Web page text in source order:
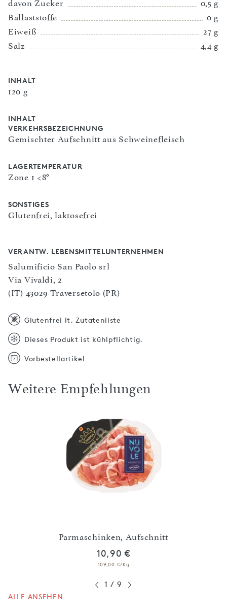
davon Zucker
0,5 g
Ballaststoffe
0 g
Eiweiß
27 g
Salz
4,4 g
INHALT
120 g
INHALT
VERKEHRSBEZEICHNUNG
Gemischter Aufschnitt aus Schweinefleisch
LAGERTEMPERATUR
Zone 1 <8°
SONSTIGES
Glutenfrei, laktosefrei
VERANTW. LEBENSMITTELUNTERNEHMEN
Salumificio San Paolo srl
Via Vivaldi, 2
(IT) 43029 Traversetolo (PR)
Glutenfrei lt. Zutatenliste
Dieses Produkt ist kühlpflichtig.
Vorbestellartikel
Weitere Empfehlungen
Parmaschinken, Aufschnitt
10,90 €
109,00 €/Kg
1 / 9
ALLE ANSEHEN